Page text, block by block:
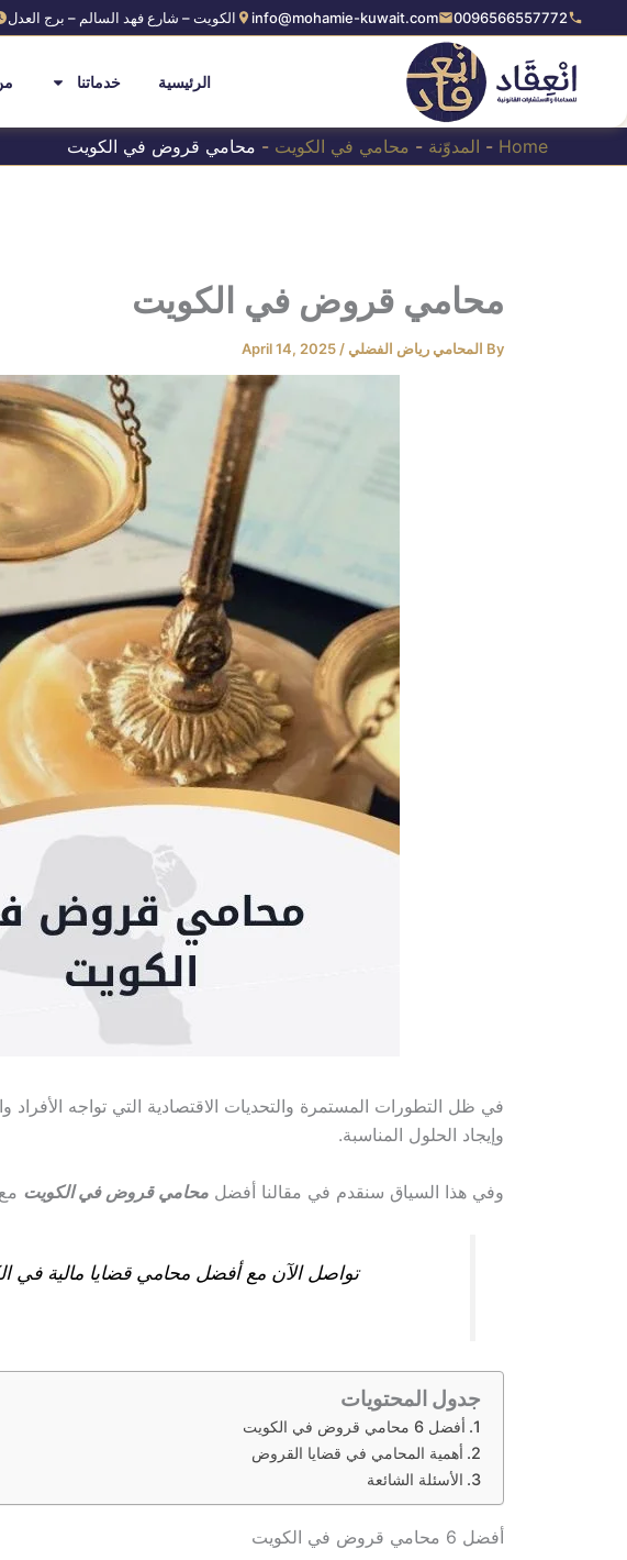
to
content
0096566557772
info@mohamie-kuwait.com الكويت – شارع فهد السالم – برج العدل
الرئيسية خدماتنا
Home
- المدوّنة - محامي في الكويت - محامي قروض في الكويت
محامي قروض في الكويت
By المحامي رياض الفضلي /
April 14, 2025
في ظل التطورات المستمرة والتحديات الاقتصادية التي تواجه
وإيجاد الحلول المناسبة.
وفي هذا السياق سنقدم في مقالنا أفضل محامي قروض في الكويت
تواصل الآن مع أفضل محامي قضايا مالية في
جدول المحتويات
أفضل 6 محامي قروض في الكويت
أهمية المحامي في قضايا القروض
الأسئلة الشائعة
أفضل 6 محامي قروض في الكويت